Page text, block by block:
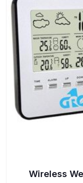
Wireless